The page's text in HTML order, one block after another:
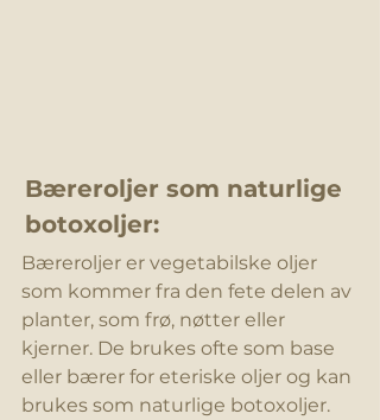
Bæreroljer som naturlige
botoxoljer:
Bæreroljer er vegetabilske oljer
som kommer fra den fete delen av
planter, som frø, nøtter eller
kjerner. De brukes ofte som base
eller bærer for eteriske oljer og kan
brukes som naturlige botoxoljer.